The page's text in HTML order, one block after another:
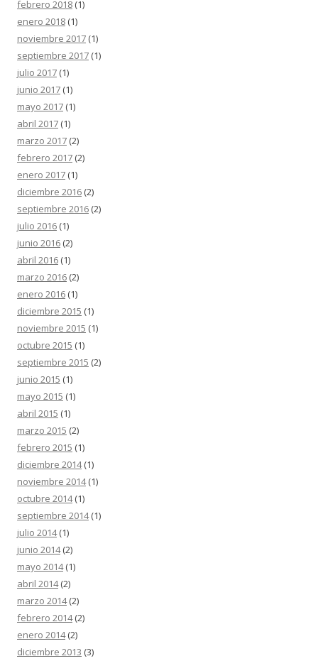
febrero 2018 (1)
enero 2018 (1)
noviembre 2017 (1)
septiembre 2017 (1)
julio 2017 (1)
junio 2017 (1)
mayo 2017 (1)
abril 2017 (1)
marzo 2017 (2)
febrero 2017 (2)
enero 2017 (1)
diciembre 2016 (2)
septiembre 2016 (2)
julio 2016 (1)
junio 2016 (2)
abril 2016 (1)
marzo 2016 (2)
enero 2016 (1)
diciembre 2015 (1)
noviembre 2015 (1)
octubre 2015 (1)
septiembre 2015 (2)
junio 2015 (1)
mayo 2015 (1)
abril 2015 (1)
marzo 2015 (2)
febrero 2015 (1)
diciembre 2014(1)
noviembre 2014(1)
octubre 2014(1)
septiembre 2014(1)
julio 2014(1)
junio 2014(2)
mayo 2014(1)
abril 2014(2)
marzo 2014(2)
febrero 2014(2)
enero 2014(2)
diciembre 2013 (3)